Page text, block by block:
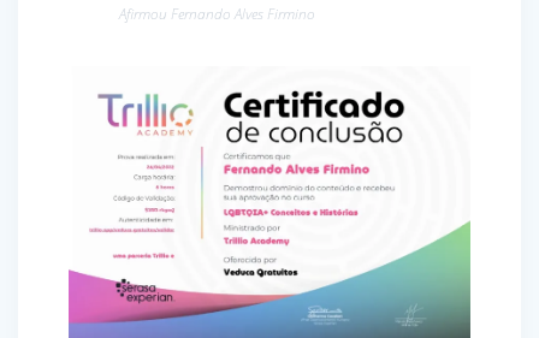
Afirmou Fernando Alves Firmino